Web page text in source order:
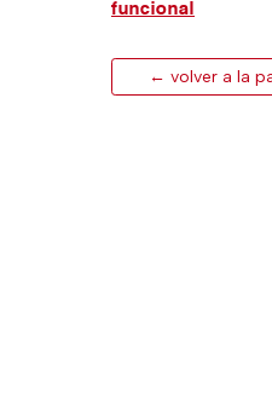
funcional
← volver a la